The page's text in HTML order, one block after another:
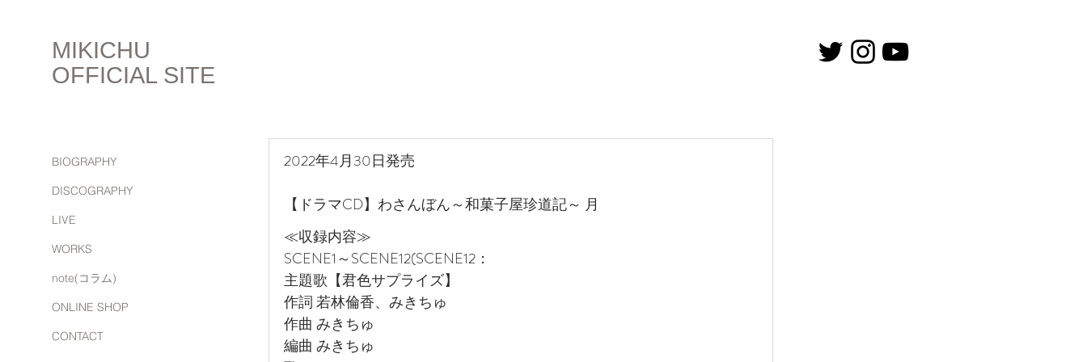
BIOGRAPHY
DISCOGRAPHY
LIVE
WORKS
note(コラム)
ONLINE SHOP
CONTACT
MIKICHU
OFFICIAL SITE
2022年4月30日発売
【ドラマCD】わさんぼん～和菓子屋珍道記～ 月
≪収録内容≫
SCENE1～SCENE12(SCENE12：
主題歌【君色サプライズ】
作詞 若林倫香、みきちゅ
作曲 みきちゅ
編曲 みきちゅ